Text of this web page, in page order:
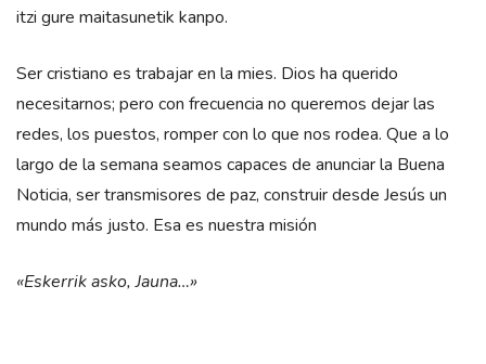
itzi gure maitasunetik kanpo.
Ser cristiano es trabajar en la mies. Dios ha querido
necesitarnos; pero con frecuencia no queremos dejar las
redes, los puestos, romper con lo que nos rodea. Que a lo
largo de la semana seamos capaces de anunciar la Buena
Noticia, ser transmisores de paz, construir desde Jesús un
mundo más justo. Esa es nuestra misión
«Eskerrik asko, Jauna…»